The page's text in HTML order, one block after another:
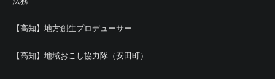
【高知】地方創生プロデューサー
【高知】地域おこし協力隊（安田町）